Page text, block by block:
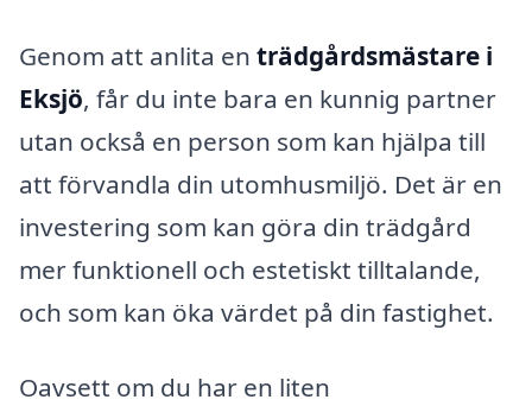
Genom att anlita en trädgårdsmästare i
Eksjö, får du inte bara en kunnig partner
utan också en person som kan hjälpa till
att förvandla din utomhusmiljö. Det är en
investering som kan göra din trädgård
mer funktionell och estetiskt tilltalande,
och som kan öka värdet på din fastighet.
Oavsett om du har en liten